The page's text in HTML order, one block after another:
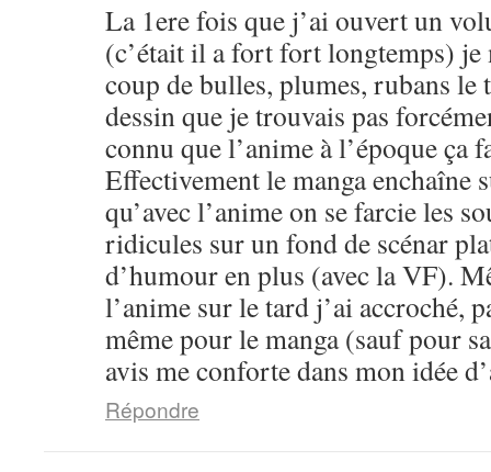
La 1ere fois que j’ai ouvert un
(c’était il a fort fort longtemps) je
coup de bulles, plumes, rubans le
dessin que je trouvais pas
connu que l’anime à l’époque ça
Effectivement le manga enchaîne
qu’avec l’anime on se farcie les
ridicules sur un fond de scénar
d’humour en plus (avec la VF).
l’anime sur le tard j’ai accroché,
même pour le manga (sauf pour
avis me conforte dans mon idée
Répondre